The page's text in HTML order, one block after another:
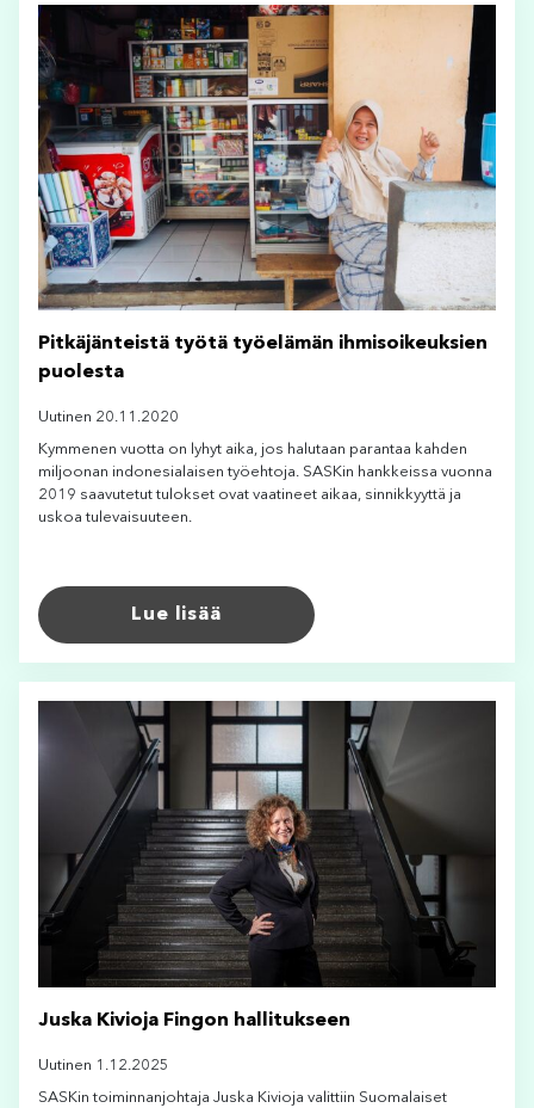
Pitkäjänteistä työtä työelämän ihmisoikeuksien
puolesta
Uutinen 20.11.2020
Kymmenen vuotta on lyhyt aika, jos halutaan parantaa kahden
miljoonan indonesialaisen työehtoja. SASKin hankkeissa vuonna
2019 saavutetut tulokset ovat vaatineet aikaa, sinnikkyyttä ja
uskoa tulevaisuuteen.
Lue lisää
Juska Kivioja Fingon hallitukseen
Uutinen 1.12.2025
SASKin toiminnanjohtaja Juska Kivioja valittiin Suomalaiset